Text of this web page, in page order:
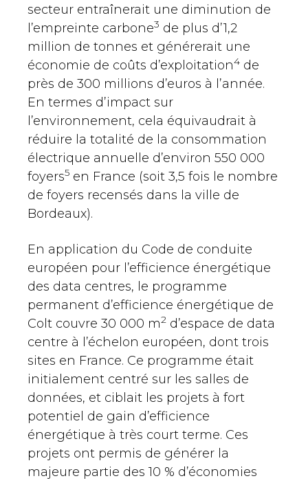
secteur entraînerait une diminution de
l’empreinte carbone3 de plus d’1,2
million de tonnes et générerait une
économie de coûts d’exploitation4 de
près de 300 millions d’euros à l’année.
En termes d’impact sur
l’environnement, cela équivaudrait à
réduire la totalité de la consommation
électrique annuelle d’environ 550 000
foyers5 en France (soit 3,5 fois le nombre
de foyers recensés dans la ville de
Bordeaux).
En application du Code de conduite
européen pour l’efficience énergétique
des data centres, le programme
permanent d’efficience énergétique de
Colt couvre 30 000 m2 d’espace de data
centre à l’échelon européen, dont trois
sites en France. Ce programme était
initialement centré sur les salles de
données, et ciblait les projets à fort
potentiel de gain d’efficience
énergétique à très court terme. Ces
projets ont permis de générer la
majeure partie des 10 % d’économies